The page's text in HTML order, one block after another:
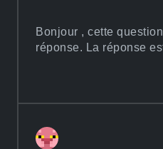
Bonjour , cette
réponse. La réponse